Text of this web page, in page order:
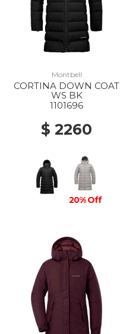
Montbell
CORTINA DOWN COAT
WS BK
1101696
$ 2260
20% Off